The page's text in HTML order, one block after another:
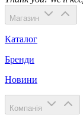
Магазин
Каталог
Бренди
Новини
Компанія